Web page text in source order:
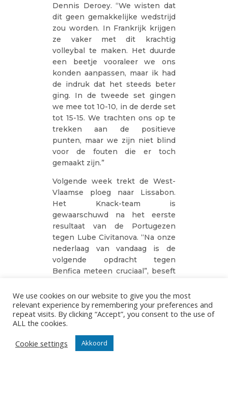
Dennis Deroey. “We wisten dat
dit geen gemakkelijke wedstrijd
zou worden. In Frankrijk krijgen
ze vaker met dit krachtig
volleybal te maken. Het duurde
een beetje vooraleer we ons
konden aanpassen, maar ik had
de indruk dat het steeds beter
ging. In de tweede set gingen
we mee tot 10-10, in de derde set
tot 15-15. We trachten ons op te
trekken aan de positieve
punten, maar we zijn niet blind
voor de fouten die er toch
gemaakt zijn.”
Volgende week trekt de West-
Vlaamse ploeg naar Lissabon.
Het Knack-team is
gewaarschuwd na het eerste
resultaat van de Portugezen
tegen Lube Civitanova. “Na onze
nederlaag van vandaag is de
volgende opdracht tegen
Benfica meteen cruciaal”, beseft
druk om te presteren is groot.
Punten halen is een must.”
lees het artikel in de krant via
link.
WALTER VEREECK - HET LAATSTE NIEUWS 11/11/2022
We use cookies on our website to give you the most
relevant experience by remembering your preferences and
repeat visits. By clicking “Accept”, you consent to the use of
ALL the cookies.
Cookie settings
Akkoord